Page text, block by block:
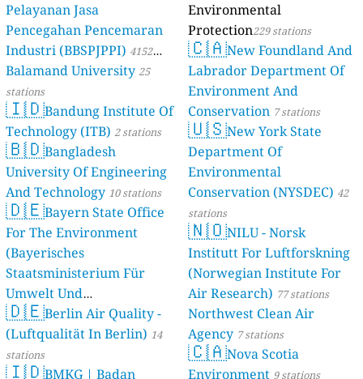
Pelayanan Jasa
Pencegahan Pencemaran
Industri (BBSPJPPI) 4152
stations
Balamand University25
stations
🇮🇩Bandung Institute Of
Technology (ITB) 2 stations
🇧🇩Bangladesh
University Of Engineering
And Technology 10 stations
🇩🇪Bayern State Office
For The Environment
(Bayerisches
Staatsministerium Für
Umwelt Und
Verbraucherschutz) - LfU
46 stations
🇩🇪Berlin Air Quality -
(Luftqualität In Berlin) 14
stations
🇮🇩BMKG | Badan
Environmental
Protection229 stations
🇨🇦New Foundland And
Labrador Department Of
Environment And
Conservation 7 stations
🇺🇸New York State
Department Of
Environmental
Conservation (NYSDEC) 42
stations
🇳🇴NILU - Norsk
Institutt For Luftforskning
(Norwegian Institute For
Air Research) 77 stations
Northwest Clean Air
Agency 7 stations
🇨🇦Nova Scotia
Environment 9 stations